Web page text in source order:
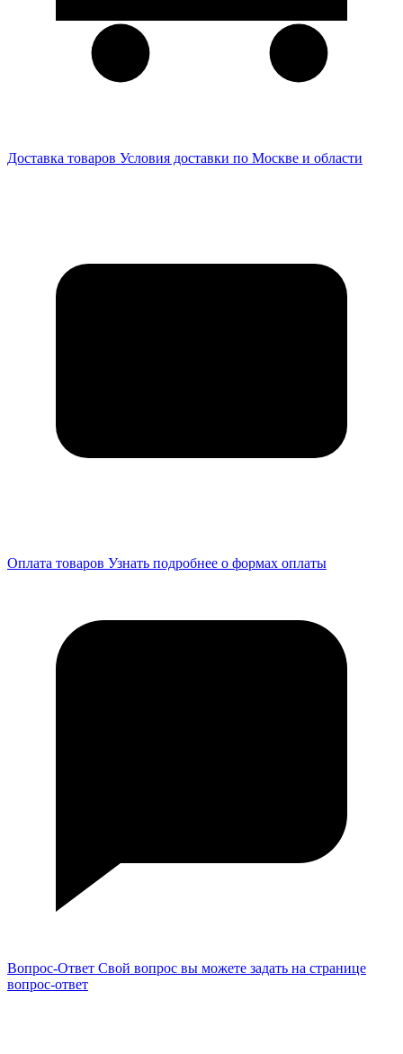
Доставка товаров Условия доставки по Москве и области
Оплата товаров Узнать подробнее о формах оплаты
Вопрос-Ответ Свой вопрос вы можете задать на странице
вопрос-ответ